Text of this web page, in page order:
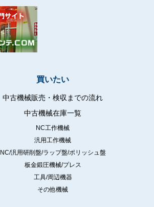
買いたい
中古機械販売・検収までの流れ
中古機械在庫一覧
NC工作機械
汎用工作機械
NC/汎用研削盤/ラップ盤/ポリッシュ盤
板金鍛圧機械/プレス
工具/周辺機器
その他機械